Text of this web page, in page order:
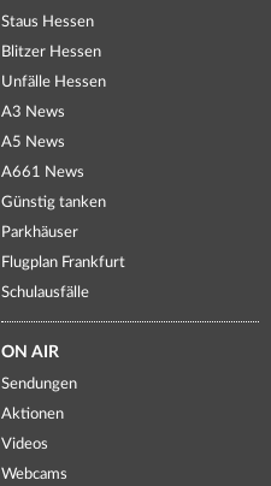
Staus Hessen
Blitzer Hessen
Unfälle Hessen
A3 News
A5 News
A661 News
Günstig tanken
Parkhäuser
Flugplan Frankfurt
Schulausfälle
ON AIR
Sendungen
Aktionen
Videos
Webcams